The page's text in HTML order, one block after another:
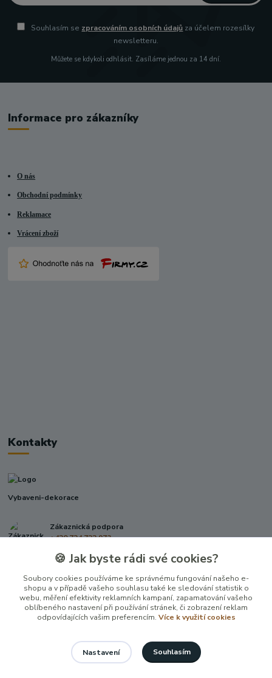
Souhlasím se zpracováním osobních údajů za účelem rozesílky
newsletteru.
Můžete se kdykoli odhlásit. Zasíláme jednou za 14 dní.
Informace pro zákazníky
O nás
Obchodní podmínky
Reklamace
Vrácení zboží
Kontakty
Vybaveni-dekorace
Zákaznická podpora
+420 724 722 973
info@vybaveni-dekorace.cz
Vytvořeno na Eshop-rychle.cz
🍪 Jak byste rádi své cookies?
Soubory cookies používáme ke správnému fungování našeho e-
shopu a v případě vašeho souhlasu také ke sledování statistik o
webu, měření efektivity reklamních kampaní, zapamatování vašeho
oblíbeného nastavení při používání stránek, či zobrazení reklam
odpovídajících vašim preferencím. Více k využití cookies
Nastavení Souhlasím